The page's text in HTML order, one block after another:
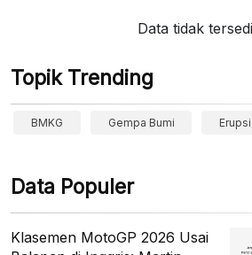
Data tidak
Topik Trending
BMKG Gempa Bumi Erupsi
Data Populer
Klasemen MotoGP 2026 Usai